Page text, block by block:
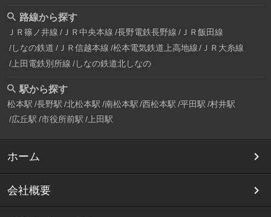
路線から探す
ＪＲ篠ノ井線 ＪＲ中央本線 長野電鉄長野線 ＪＲ飯田線
しなの鉄道 ＪＲ信越本線 松本電気鉄道上高地線
ＪＲ大糸線
上田電鉄別所線 しなの鉄道北しなの
駅から探す
松本駅 長野駅 北松本駅 南松本駅 西松本駅 平田駅 村井駅
広丘駅 市役所前駅 上田駅
ホーム
会社概要